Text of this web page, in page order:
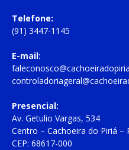
Telefone:
(91) 3447-1145
E-mail:
Presencial:
Av. Getulio Vargas, 534
Centro – Cachoeira do Piriá –
CEP: 68617-000